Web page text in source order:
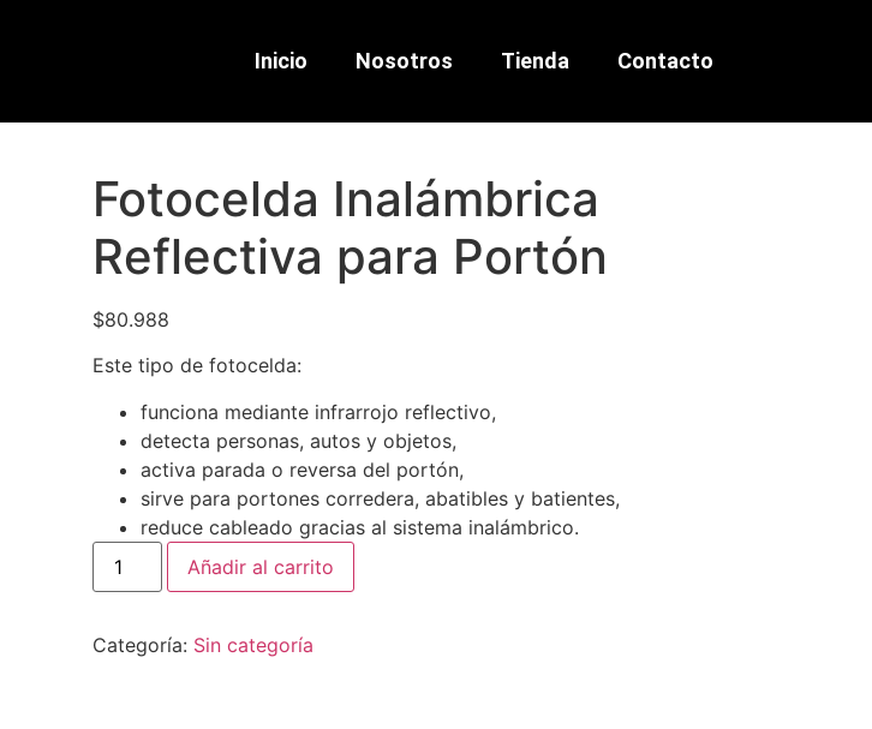
Inicio Nosotros Tienda Contacto
Fotocelda Inalámbrica
Reflectiva para Portón
$80.988
Este tipo de fotocelda:
funciona mediante infrarrojo reflectivo,
detecta personas, autos y objetos,
activa parada o reversa del portón,
sirve para portones corredera, abatibles y batientes,
reduce cableado gracias al sistema inalámbrico.
Añadir al carrito
Categoría: Sin categoría